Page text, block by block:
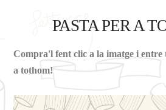
PASTA PER A
Compra'l fent clic a la imatge i entre
a tothom!